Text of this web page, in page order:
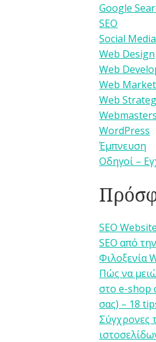
Google
SEO
Social Media
Web Design
Web
Web
Web
Webmasters
WordPress
Έμπνευση
Οδηγοί –
SEO
SEO από
Φιλοξενία
Πώς να
στο e-shop
σας) – 18
Σύγχρονες